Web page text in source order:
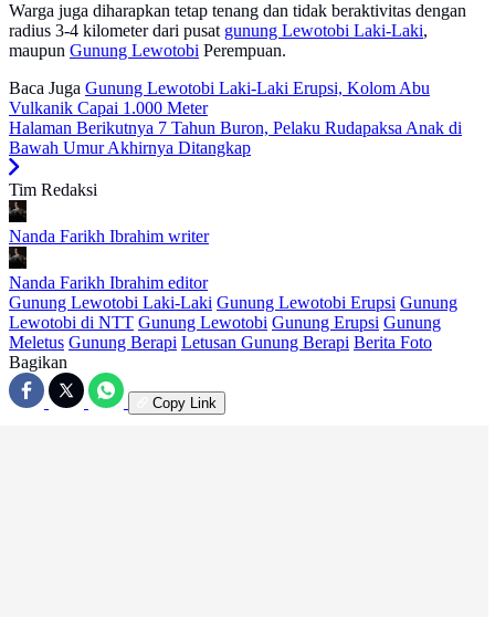
Warga juga diharapkan tetap tenang dan tidak beraktivitas dengan
radius 3-4 kilometer dari pusat gunung Lewotobi Laki-Laki,
maupun Gunung Lewotobi Perempuan.
Baca Juga Gunung Lewotobi Laki-Laki Erupsi, Kolom Abu
Vulkanik Capai 1.000 Meter
Halaman Berikutnya 7 Tahun Buron, Pelaku Rudapaksa Anak di
Bawah Umur Akhirnya Ditangkap
Tim Redaksi
Nanda Farikh Ibrahim writer
Nanda Farikh Ibrahim editor
Gunung Lewotobi Laki-Laki Gunung Lewotobi Erupsi Gunung
Lewotobi di NTT Gunung Lewotobi Gunung Erupsi Gunung
Meletus Gunung Berapi Letusan Gunung Berapi Berita Foto
Bagikan
Copy Link